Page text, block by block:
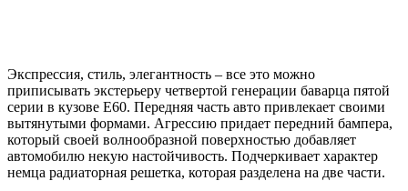
Экспрессия, стиль, элегантность – все это можно
приписывать экстерьеру четвертой генерации баварца пятой
серии в кузове Е60. Передняя часть авто привлекает своими
вытянутыми формами. Агрессию придает передний бампера,
который своей волнообразной поверхностью добавляет
автомобилю некую настойчивость. Подчеркивает характер
немца радиаторная решетка, которая разделена на две части.